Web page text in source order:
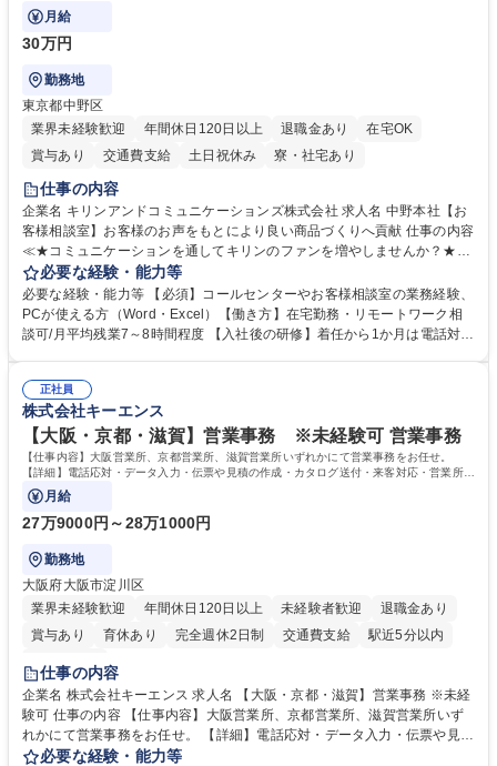
月給
30万円
勤務地
東京都中野区
業界未経験歓迎
年間休日120日以上 退職金あり
在宅OK
賞与あり
交通費支給 土日祝休み 寮・社宅あり
仕事の内容
企業名 キリンアンドコミュニケーションズ株式会社 求人名 中野本社【お
客様相談室】お客様のお声をもとにより良い商品づくりへ貢献 仕事の内容
≪★コミュニケーションを通してキリンのファンを増やしませんか？★≫
お客様のお声をより良い商品づくりに活かしていく上で、窓口となるお客
様相談室でのお仕事です。 日々お客様からいただくキリングループへのご
意見を、企業活動に活かしています。お客様からの声に迅速かつ誠意をも
って対応、情報提供するとともにグループ内活動に反映しています。 【具
平均100件前後■メール・手紙：同上40件前後 募集職種 中野本社【お客様
相談室】お客様のお声をもとにより良い商品づくりへ貢献
必要な経験・能力等
必要な経験・能力等 【必須】コールセンターやお客様相談室の業務経験、
PCが使える方（Word・Excel）【働き方】在宅勤務・リモートワーク相
談可/月平均残業7～8時間程度 【入社後の研修】着任から1か月は電話対応
すのでご安心ください。 【当社について】キリングループの広報機能を担
う会社として、お客様との出会いを大切にし、磨き上げたホスピタリティ
を込めてコミュニケーションをとりながら広報関連業務を行っておりま
す。 学歴・資格 学歴：大学院 大学 高専 短大 専修学校 高校 語学力： 資
格：
正社員
株式会社キーエンス
【大阪・京都・滋賀】営業事務 ※未経験可 営業事務
【仕事内容】大阪営業所、京都営業所、滋賀営業所いずれかにて営業事務をお任せ。
【詳細】電話応対・データ入力・伝票や見積の作成・カタログ送付・来客対応・営業所内
で発生する事務業務や業務改善をお任せ。
月給
27万9000円～28万1000円
勤務地
大阪府大阪市淀川区
業界未経験歓迎
年間休日120日以上 未経験者歓迎
退職金あり
賞与あり
育休あり 完全週休2日制 交通費支給
駅近5分以内
土日祝休み
仕事の内容
企業名 株式会社キーエンス 求人名 【大阪・京都・滋賀】営業事務 ※未経
験可 仕事の内容 【仕事内容】大阪営業所、京都営業所、滋賀営業所いず
れかにて営業事務をお任せ。 【詳細】電話応対・データ入力・伝票や見積
の作成・カタログ送付・来客対応・営業所内で発生する事務業務や業務改
必要な経験・能力等